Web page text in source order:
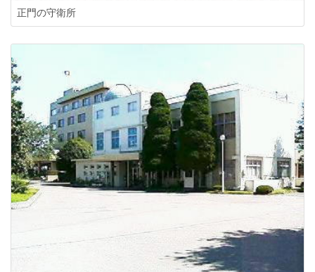
正門の守衛所